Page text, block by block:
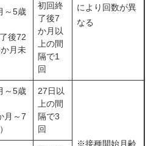
により回数が異
なる
～5歳
後72
月未
初回終
了後7
か月以
上の間
隔で1
回
～5歳
月～7
27日以
上の間
隔で3
回
※接種開始月齢